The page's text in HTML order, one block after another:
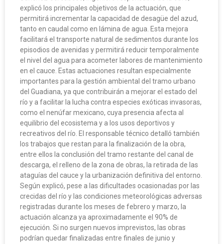
explicó los principales objetivos de la actuación, que
permitirá incrementar la capacidad de desagüe del azud,
tanto en caudal como en lámina de agua. Esta mejora
facilitará el transporte natural de sedimentos durante los
episodios de avenidas y permitirá reducir temporalmente
el nivel del agua para acometer labores de mantenimiento
en el cauce. Estas actuaciones resultan especialmente
importantes para la gestión ambiental del tramo urbano
del Guadiana, ya que contribuirán a mejorar el estado del
río y a facilitar la lucha contra especies exóticas invasoras,
como el nenúfar mexicano, cuya presencia afecta al
equilibrio del ecosistema y a los usos deportivos y
recreativos del río. El responsable técnico detalló también
los trabajos que restan para la finalización de la obra,
entre ellos la conclusión del tramo restante del canal de
descarga, el relleno de la zona de obras, la retirada de las
ataguías del cauce y la urbanización definitiva del entorno.
Según explicó, pese a las dificultades ocasionadas por las
crecidas del río y las condiciones meteorológicas adversas
registradas durante los meses de febrero y marzo, la
actuación alcanza ya aproximadamente el 90% de
ejecución. Si no surgen nuevos imprevistos, las obras
podrían quedar finalizadas entre finales de junio y